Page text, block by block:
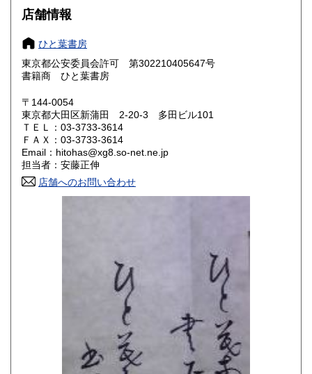
大阪府
奈良県
鳥取県 1,000円 島根県
岡山県
山口県 1,000円
香川県
高知県 1,000円
1,180円
1,250円
店舗情報
ひと葉書房
東京都公安委員会許可 第302210405647号
書籍商 ひと葉書房
〒144-0054
東京都大田区新蒲田 2-20-3 多田ビル101
ＴＥＬ：03-3733-3614
ＦＡＸ：03-3733-3614
Email：hitohas@xg8.so-net.ne.jp
担当者：安藤正伸
店舗へのお問い合わせ